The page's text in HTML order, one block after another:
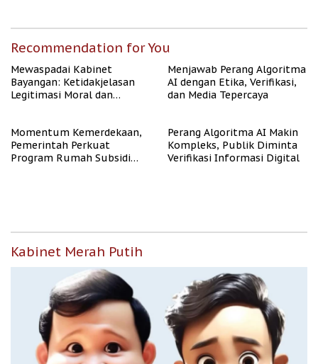
Recommendation for You
Mewaspadai Kabinet
Bayangan: Ketidakjelasan
Legitimasi Moral dan
Menjawab Perang Algoritma
AI dengan Etika, Verifikasi,
dan Media Tepercaya
Momentum Kemerdekaan,
Pemerintah Perkuat
Program Rumah Subsidi
Perang Algoritma AI Makin
Kompleks, Publik Diminta
Verifikasi Informasi Digital
Kabinet Merah Putih